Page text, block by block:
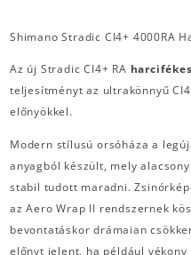
Shimano Stradic CI4+ 4000RA
Az új Stradic CI4+ RA
teljesítményt az ultrakönnyű
előnyökkel.
Modern stílusú orsóháza a
anyagból készült, mely
stabil tudott maradni.
az Aero Wrap II rendszernek
bevontatáskor drámaian
előnyt jelent, ha például